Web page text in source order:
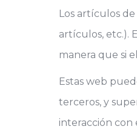
Los artículos
artículos, etc.).
manera que si
Estas web
terceros, y
interacción con